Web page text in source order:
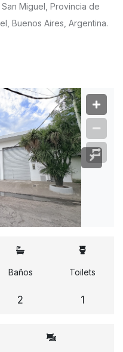
San Miguel, Provincia de
Buenos Aires, Argentina.
Baños
2
Toilets
1